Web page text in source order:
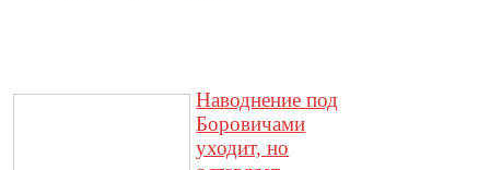
Наводнение под
Боровичами
уходит, но